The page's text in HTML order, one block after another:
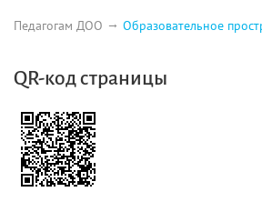
Педагогам ДОО Образовательное
QR-код страницы